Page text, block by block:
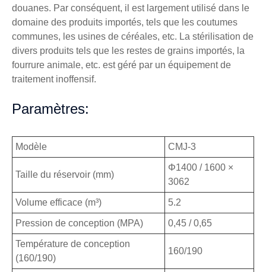
douanes. Par conséquent, il est largement utilisé dans le
domaine des produits importés, tels que les coutumes
communes, les usines de céréales, etc. La stérilisation de
divers produits tels que les restes de grains importés, la
fourrure animale, etc. est géré par un équipement de
traitement inoffensif.
Paramètres:
Modèle CMJ-3
Taille du réservoir (mm)
Φ1400 / 1600 ×
3062
Volume efficace (m³) 5.2
Pression de conception (MPA) 0,45 / 0,65
Température de conception
(160/190)
160/190